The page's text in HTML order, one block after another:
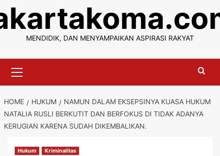
content
MENDIDIK, DAN MENYAMPAIKAN ASPIRASI RAKYAT
Menu
HOME HUKUM
NAMUN DALAM EKSEPSINYA KUASA HUKUM
NATALIA RUSLI BERKUTIT DAN BERFOKUS DI TIDAK ADANYA
KERUGIAN KARENA SUDAH DIKEMBALIKAN.
Hukum Kriminalitas